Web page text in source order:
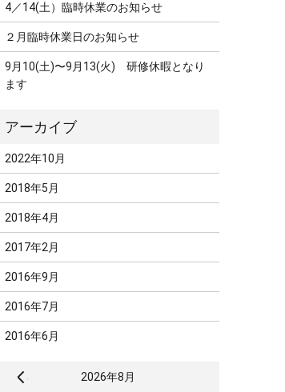
4／14(土）臨時休業のお知らせ
２月臨時休業日のお知らせ
9月10(土)〜9月13(火) 研修休暇となり
ます
2022年10月
2018年5月
2018年4月
2017年2月
2016年9月
2016年7月
2016年6月
2026年8月